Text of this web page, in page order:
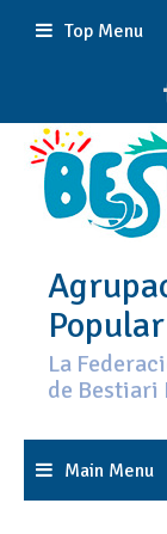
Top Menu
La
de Bestiari
Main Menu